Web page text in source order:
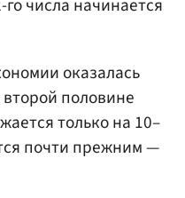
числа начинается
оказалась
половине
только на 10–
почти прежним —